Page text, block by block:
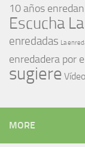
10 años
Escucha
enredadas La
enredadera por
sugiere
MORE